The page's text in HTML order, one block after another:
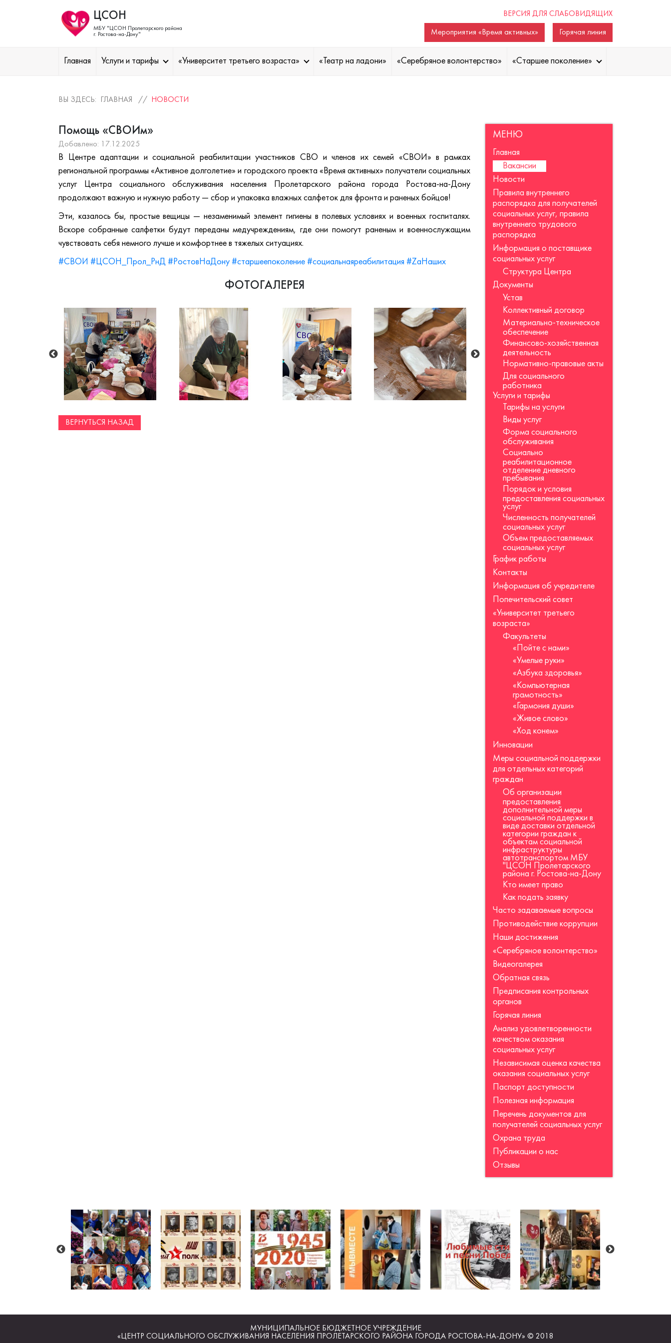
ЦСОН
МБУ "ЦСОН Пролетарского района
г. Ростова-на-Дону"
ВЕРСИЯ ДЛЯ СЛАБОВИДЯЩИХ
Мероприятия «Время активных» Горячая линия
Главная Услуги и тарифы «Университет третьего возраста» «Театр на ладони» «Серебряное волонтерство» «Старшее поколение»
ВЫ ЗДЕСЬ: ГЛАВНАЯ // НОВОСТИ
Помощь «СВОИм»
Добавлено: 17.12.2025
В Центре адаптации и социальной реабилитации участников СВО и членов их семей «СВОИ» в рамках
региональной программы «Активное долголетие» и городского проекта «Время активных» получатели социальных
услуг Центра социального обслуживания населения Пролетарского района города Ростова-на-Дону
продолжают важную и нужную работу — сбор и упаковка влажных салфеток для фронта и раненых бойцов!
Эти, казалось бы, простые вещицы — незаменимый элемент гигиены в полевых условиях и военных госпиталях.
Вскоре собранные салфетки будут переданы медучреждениям, где они помогут раненым и военнослужащим
чувствовать себя немного лучше и комфортнее в тяжелых ситуациях.
#СВОИ #ЦСОН_Прол_РнД #РостовНаДону #старшеепоколение #социальнаяреабилитация #ZаНаших
ФОТОГАЛЕРЕЯ
ВЕРНУТЬСЯ НАЗАД
МЕНЮ
Главная
Вакансии
Новости
Правила внутреннего
распорядка для получателей
социальных услуг, правила
внутреннего трудового
распорядка
Информация о поставщике
социальных услуг
Структура Центра
Документы
Устав
Коллективный договор
Материально-техническое
обеспечение
Финансово-хозяйственная
деятельность
Нормативно-правовые акты
Для социального
работника
Услуги и тарифы
Тарифы на услуги
Виды услуг
Форма социального
обслуживания
Социально
реабилитационное
отделение дневного
пребывания
Порядок и условия
предоставления социальных
услуг
Численность получателей
социальных услуг
Объем предоставляемых
социальных услуг
График работы
Контакты
Информация об учредителе
Попечительский совет
«Университет третьего
возраста»
Факультеты
«Пойте с нами»
«Умелые руки»
«Азбука здоровья»
«Компьютерная
грамотность»
«Гармония души»
«Живое слово»
«Ход конем»
Инновации
Меры социальной поддержки
для отдельных категорий
граждан
Об организации
предоставления
дополнительной меры
социальной поддержки в
виде доставки отдельной
категории граждан к
объектам социальной
инфраструктуры
автотранспортом МБУ
"ЦСОН Пролетарского
района г. Ростова-на-Дону
Кто имеет право
Как подать заявку
Часто задаваемые вопросы
Противодействие коррупции
Наши достижения
«Серебряное волонтерство»
Видеогалерея
Обратная связь
Предписания контрольных
органов
Горячая линия
Анализ удовлетворенности
качеством оказания
социальных услуг
Независимая оценка качества
оказания социальных услуг
Паспорт доступности
Полезная информация
Перечень документов для
получателей социальных услуг
Охрана труда
Публикации о нас
Отзывы
МУНИЦИПАЛЬНОЕ БЮДЖЕТНОЕ УЧРЕЖДЕНИЕ
«ЦЕНТР СОЦИАЛЬНОГО ОБСЛУЖИВАНИЯ НАСЕЛЕНИЯ ПРОЛЕТАРСКОГО РАЙОНА ГОРОДА РОСТОВА-НА-ДОНУ» © 2018